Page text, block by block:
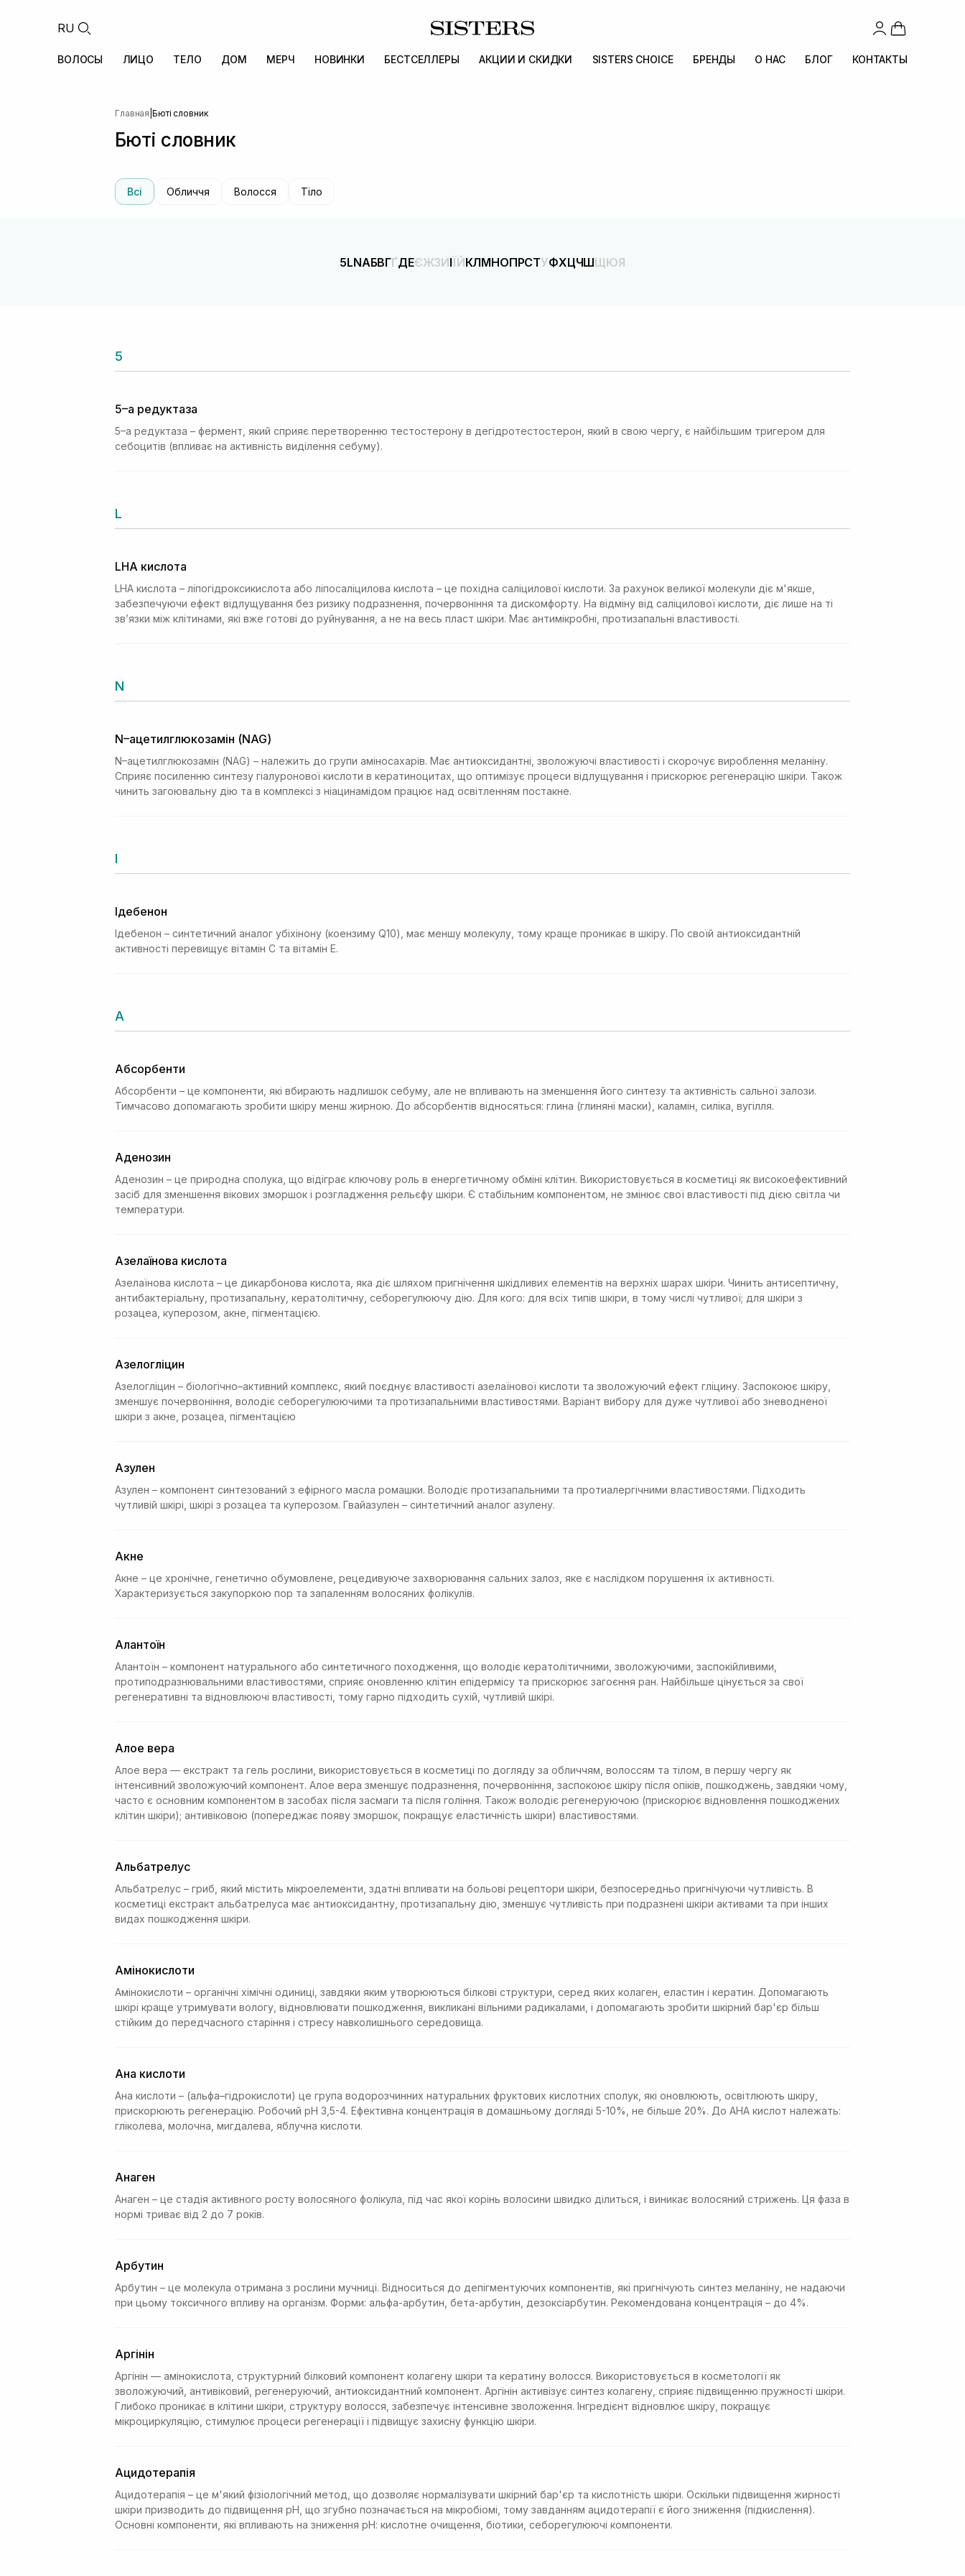
RU
ВОЛОСЫ ЛИЦО ТЕЛО ДОМ МЕРЧ НОВИНКИ БЕСТСЕЛЛЕРЫ АКЦИИ И СКИДКИ SISTERS CHOICE БРЕНДЫ О НАС БЛОГ КОНТАКТЫ
Главная |Бюті словник
Бюті словник
Всі Обличчя Волосся Тіло
5LNАБВГҐДЕЄЖЗИІЇЙКЛМНОПРСТУФХЦЧШЩЮЯ
5
5–а редуктаза
5–а редуктаза – фермент, який сприяє перетворенню тестостерону в дегідротестостерон, який в свою чергу, є найбільшим тригером для
себоцитів (впливає на активність виділення себуму).
L
LHA кислота
LHA кислота – ліпогідроксикислота або ліпосаліцилова кислота – це похідна саліцилової кислоти. За рахунок великої молекули діє м'якше,
забезпечуючи ефект відлущування без ризику подразнення, почервоніння та дискомфорту. На відміну від саліцилової кислоти, діє лише на ті
звʼязки між клітинами, які вже готові до руйнування, а не на весь пласт шкіри. Має антимікробні, протизапальні властивості.
N
N–ацетилглюкозамін (NAG)
N–ацетилглюкозамін (NAG) – належить до групи аміносахарів. Має антиоксидантні, зволожуючі властивості і скорочує вироблення меланіну.
Сприяє посиленню синтезу гіалуронової кислоти в кератиноцитах, що оптимізує процеси відлущування і прискорює регенерацію шкіри. Також
чинить загоювальну дію та в комплексі з ніацинамідом працює над освітленням постакне.
І
Ідебенон
Ідебенон – синтетичний аналог убіхінону (коензиму Q10), має меншу молекулу, тому краще проникає в шкіру. По своїй антиоксидантній
активності перевищує вітамін С та вітамін Е.
А
Абсорбенти
Абсорбенти – це компоненти, які вбирають надлишок себуму, але не впливають на зменшення його синтезу та активність сальної залози.
Тимчасово допомагають зробити шкіру менш жирною. До абсорбентів відносяться: глина (глиняні маски), каламін, силіка, вугілля.
Аденозин
Аденозин – це природна сполука, що відіграє ключову роль в енергетичному обміні клітин. Використовується в косметиці як високоефективний
засіб для зменшення вікових зморшок і розгладження рельєфу шкіри. Є стабільним компонентом, не змінює свої властивості під дією світла чи
температури.
Азелаїнова кислота
Азелаїнова кислота – це дикарбонова кислота, яка діє шляхом пригнічення шкідливих елементів на верхніх шарах шкіри. Чинить антисептичну,
антибактеріальну, протизапальну, кератолітичну, себорегулюючу дію. Для кого: для всіх типів шкіри, в тому числі чутливої; для шкіри з
розацеа, куперозом, акне, пігментацією.
Азелогліцин
Азелогліцин – біологічно–активний комплекс, який поєднує властивості азелаїнової кислоти та зволожуючий ефект гліцину. Заспокоює шкіру,
зменшує почервоніння, володіє себорегулюючими та протизапальними властивостями. Варіант вибору для дуже чутливої або зневодненої
шкіри з акне, розацеа, пігментацією
Азулен
Азулен – компонент синтезований з ефірного масла ромашки. Володіє протизапальними та протиалергічними властивостями. Підходить
чутливій шкірі, шкірі з розацеа та куперозом. Гвайазулен – синтетичний аналог азулену.
Акне
Акне – це хронічне, генетично обумовлене, рецедивуюче захворювання сальних залоз, яке є наслідком порушення їх активності.
Характеризується закупоркою пор та запаленням волосяних фолікулів.
Алантоїн
Алантоїн – компонент натурального або синтетичного походження, що володіє кератолітичними, зволожуючими, заспокійливими,
протиподразнювальними властивостями, сприяє оновленню клітин епідермісу та прискорює загоєння ран. Найбільше цінується за свої
регенеративні та відновлюючі властивості, тому гарно підходить сухій, чутливій шкірі.
Алое вера
Алое вера — екстракт та гель рослини, використовується в косметиці по догляду за обличчям, волоссям та тілом, в першу чергу як
інтенсивний зволожуючий компонент. Алое вера зменшує подразнення, почервоніння, заспокоює шкіру після опіків, пошкоджень, завдяки чому,
часто є основним компонентом в засобах після засмаги та після гоління. Також володіє регенеруючою (прискорює відновлення пошкоджених
клітин шкіри); антивіковою (попереджає появу зморшок, покращує еластичність шкіри) властивостями.
Альбатрелус
Альбатрелус – гриб, який містить мікроелементи, здатні впливати на больові рецептори шкіри, безпосередньо пригнічуючи чутливість. В
косметиці екстракт альбатрелуса має антиоксидантну, протизапальну дію, зменшує чутливість при подразнені шкіри активами та при інших
видах пошкодження шкіри.
Амінокислоти
Амінокислоти – органічні хімічні одиниці, завдяки яким утворюються білкові структури, серед яких колаген, еластин і кератин. Допомагають
шкірі краще утримувати вологу, відновлювати пошкодження, викликані вільними радикалами, і допомагають зробити шкірний бар'єр більш
стійким до передчасного старіння і стресу навколишнього середовища.
Ана кислоти
Ана кислоти – (альфа–гідрокислоти) це група водорозчинних натуральних фруктових кислотних сполук, які оновлюють, освітлюють шкіру,
прискорюють регенерацію. Робочий рН 3,5-4. Ефективна концентрація в домашньому догляді 5-10%, не більше 20%. До АНА кислот належать:
гліколева, молочна, мигдалева, яблучна кислоти.
Анаген
Анаген – це стадія активного росту волосяного фолікула, під час якої корінь волосини швидко ділиться, і виникає волосяний стрижень. Ця фаза в
нормі триває від 2 до 7 років.
Арбутин
Арбутин – це молекула отримана з рослини мучниці. Відноситься до депігментуючих компонентів, які пригнічують синтез меланіну, не надаючи
при цьому токсичного впливу на організм. Форми: альфа-арбутин, бета-арбутин, дезоксіарбутин. Рекомендована концентрація – до 4%.
Аргінін
Аргінін — амінокислота, структурний білковий компонент колагену шкіри та кератину волосся. Використовується в косметології як
зволожуючий, антивіковий, регенеруючий, антиоксидантний компонент. Аргінін активізує синтез колагену, сприяє підвищенню пружності шкіри.
Глибоко проникає в клітини шкіри, структуру волосся, забезпечує інтенсивне зволоження. Інгредієнт відновлює шкіру, покращує
мікроциркуляцію, стимулює процеси регенерації і підвищує захисну функцію шкіри.
Ацидотерапія
Ацидотерапія – це м'який фізіологічний метод, що дозволяє нормалізувати шкірний бар'єр та кислотність шкіри. Оскільки підвищення жирності
шкіри призводить до підвищення pH, що згубно позначається на мікробіомі, тому завданням ацидотерапії є його зниження (підкислення).
Основні компоненти, які впливають на зниження рН: кислотне очищення, біотики, себорегулюючі компоненти.